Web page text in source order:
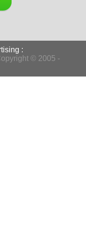
:
© 2005 -